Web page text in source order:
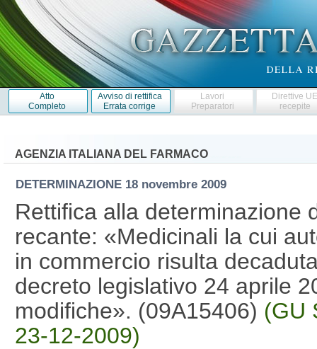
Atto
Completo
Avviso di rettifica
Errata corrige
Lavori
Preparatori
Direttive
recepite
AGENZIA ITALIANA DEL FARMACO
DETERMINAZIONE 18 novembre 2009
Rettifica alla determinazione
recante: «Medicinali la cui
in commercio risulta
decreto legislativo 24 aprile
modifiche». (09A15406) (GU
23-12-2009)